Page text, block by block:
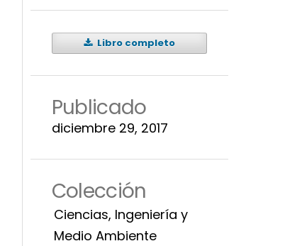
Libro completo
Publicado
diciembre 29, 2017
Colección
Ciencias, Ingeniería y
Medio Ambiente